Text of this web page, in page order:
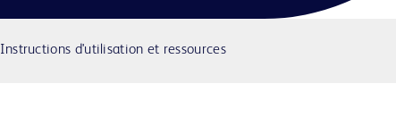
Instructions d'utilisation et ressources